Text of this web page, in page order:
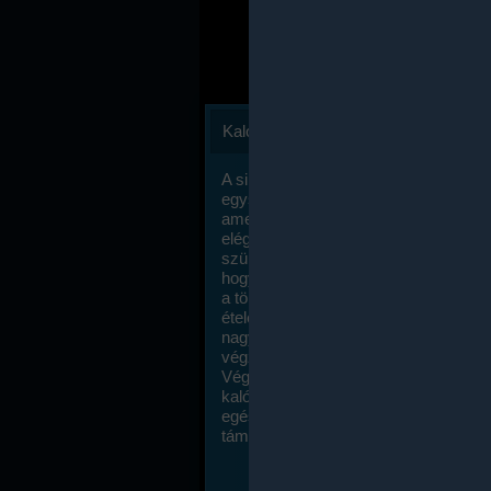
Kalóriaszámlálás
A sikeres fogyás titka valójában igen
egyszerű: égess több energiát, mint
amennyit beviszel. Természetesen
elég nagy fegyelemre és akaraterőre
szükség, de meglepődve fogod
hogy a kalóriaszámolás mennyire
a többi diétához képest. Itt nincsenek
ételek és a megengedett kalóriabevitelt
nagymértékben növelheted ha
végzel.
Végül, de nem utolsó sorban, a
kalóriaszámolás módszerét a legtöbb
egészségügyi szakorvos ajánlja és
támogatja.